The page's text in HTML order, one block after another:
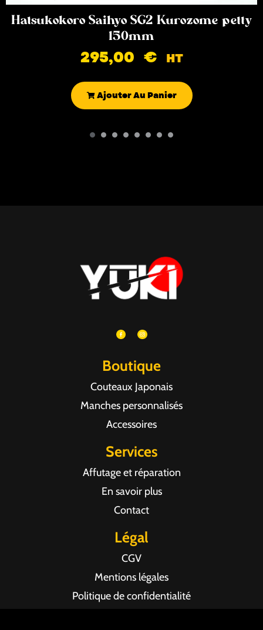
Hatsukokoro Saihyo SG2 Kurozome petty
150mm
295,00 € HT
Ajouter Au Panier
Boutique
Couteaux Japonais
Manches personnalisés
Accessoires
Services
Affutage et réparation
En savoir plus
Contact
Légal
CGV
Mentions légales
Politique de confidentialité